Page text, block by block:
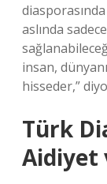
aslında
insan,
hisseder,”
Türk
Aidiyet